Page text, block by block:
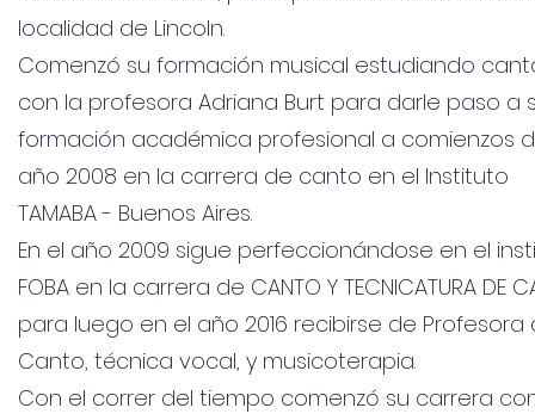
localidad de Lincoln.
Comenzó su formación musical estudiando
con la profesora Adriana Burt para darle paso a
formación académica profesional a comienzos
año 2008 en la carrera de canto en el Instituto
TAMABA - Buenos Aires.
En el año 2009 sigue perfeccionándose en el
FOBA en la carrera de CANTO Y TECNICATURA DE
para luego en el año 2016 recibirse de Profesora
Canto, técnica vocal, y musicoterapia.
Con el correr del tiempo comenzó su carrera